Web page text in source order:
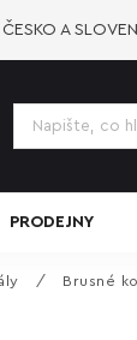
A
PRODEJNY
/ Brusné